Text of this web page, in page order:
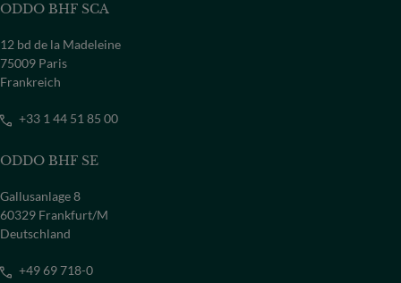
ODDO BHF SCA
12 bd de la Madeleine
75009 Paris
Frankreich
+33 1 44 51 85 00
ODDO BHF SE
Gallusanlage 8
60329 Frankfurt/M
Deutschland
+49 69 718-0